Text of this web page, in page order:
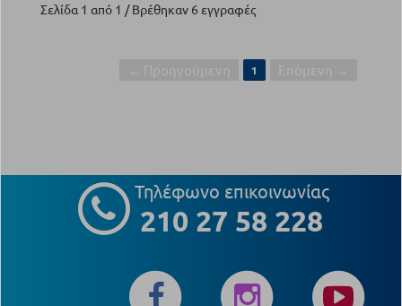
Σελίδα 1 από 1 / Βρέθηκαν 6 εγγραφές
1
Τηλέφωνο επικοινωνίας
210 27 58 228